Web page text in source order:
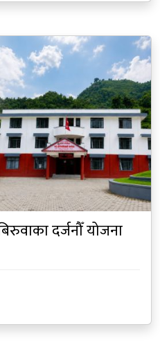
दर्जनौँ योजना